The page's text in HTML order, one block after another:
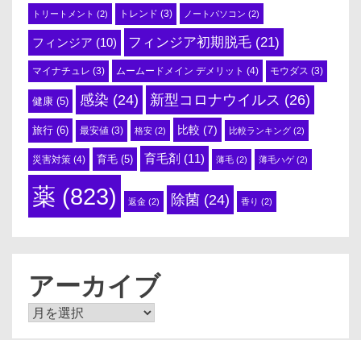
トリートメント (2) トレンド (3) ノートパソコン (2)
フィンジア (10) フィンジア初期脱毛 (21)
マイナチュレ (3) ムームードメイン デメリット (4) モウダス (3)
健康 (5) 感染 (24) 新型コロナウイルス (26)
旅行 (6) 最安値 (3) 格安 (2) 比較 (7) 比較ランキング (2)
災害対策 (4) 育毛 (5) 育毛剤 (11) 薄毛 (2) 薄毛ハゲ(2)
薬 (823) 返金 (2) 除菌 (24) 香り (2)
アーカイブ
ア